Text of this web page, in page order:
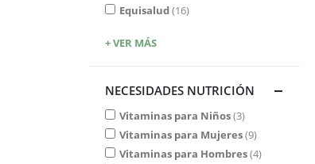
Equisalud 16
+ VER MÁS
NECESIDADES NUTRICIÓN
Vitaminas para Niños 3
Vitaminas para Mujeres 9
Vitaminas para Hombres 4